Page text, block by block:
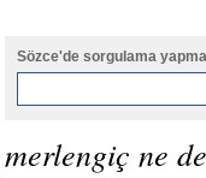
Sözce'de sorgulama
merlengiç ne